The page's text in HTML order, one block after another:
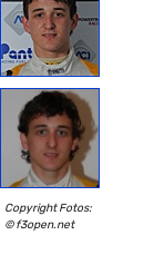
Copyright Fotos:
© f3open.net